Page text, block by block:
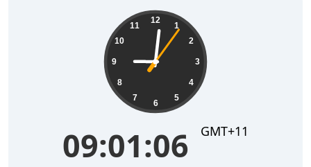
12
1
2
3
4
5
6
7
8
9
10
11
09:01:06 GMT+11